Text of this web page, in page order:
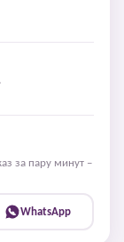
за пару минут –
WhatsApp